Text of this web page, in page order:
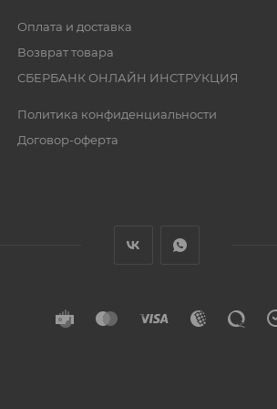
Оплата и доставка
Возврат товара
СБЕРБАНК ОНЛАЙН ИНСТРУКЦИЯ
Политика конфиденциальности
Договор-оферта